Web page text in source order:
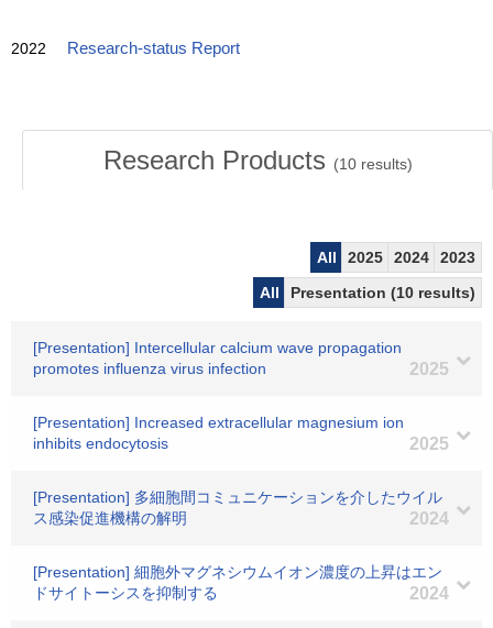
2022 Research-status Report
Research Products (10results)
All 2025 2024
2023
All
Presentation (10 results)
[Presentation] Intercellular calcium wave propagation
promotes influenza virus infection
2025
[Presentation] Increased extracellular magnesium ion
inhibits endocytosis
2025
[Presentation] 多細胞間コミュニケーションを介したウイル
ス感染促進機構の解明
2024
[Presentation] 細胞外マグネシウムイオン濃度の上昇はエン
ドサイトーシスを抑制する
2024